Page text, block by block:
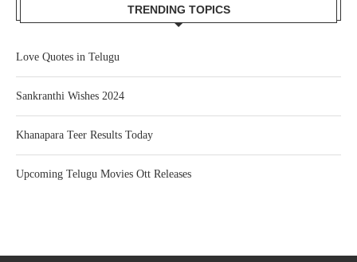
TRENDING TOPICS
Love Quotes in Telugu
Sankranthi Wishes 2024
Khanapara Teer Results Today
Upcoming Telugu Movies Ott Releases